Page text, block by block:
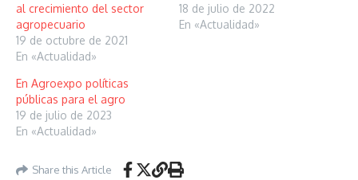
al crecimiento del sector
agropecuario
19 de octubre de 2021
En «Actualidad»
18 de julio de 2022
En «Actualidad»
En Agroexpo políticas
públicas para el agro
19 de julio de 2023
En «Actualidad»
Share this Article